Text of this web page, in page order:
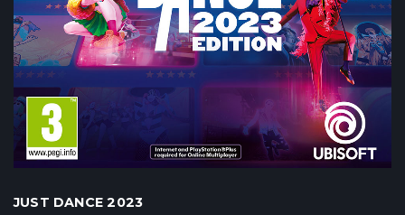
JUST DANCE 2023